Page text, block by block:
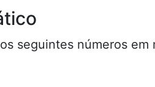
seguintes números